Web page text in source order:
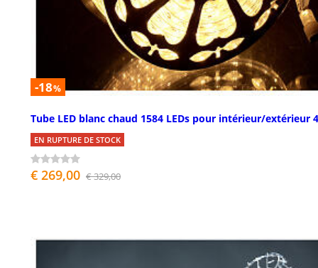
-18%
Tube LED blanc chaud 1584 LEDs pour intérieur/extérieur
EN RUPTURE DE STOCK
€ 269,00 € 329,00